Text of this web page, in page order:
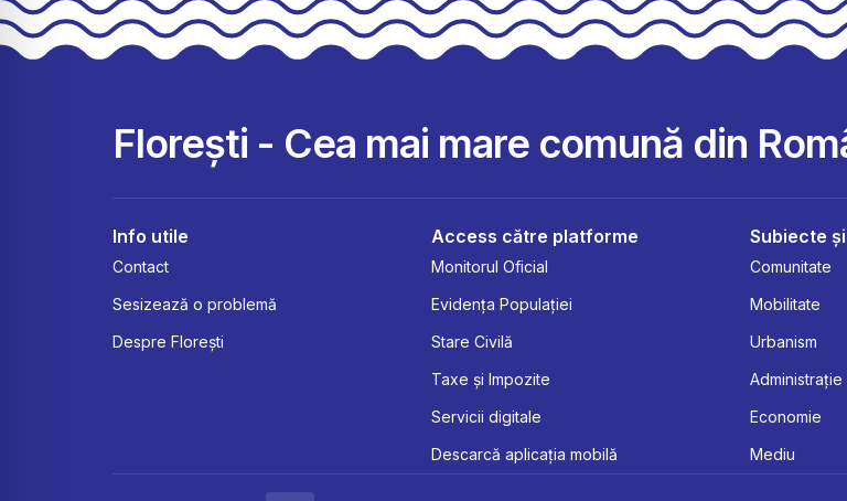
Florești - Cea mai mare comună din
Info utile
Contact
Sesizează o problemă
Despre Florești
Access către platforme
Monitorul Oficial
Evidența Populației
Stare Civilă
Taxe și Impozite
Servicii digitale
Descarcă aplicația mobilă
Subiecte
Comunitate
Mobilitate
Urbanism
Administrație
Economie
Mediu